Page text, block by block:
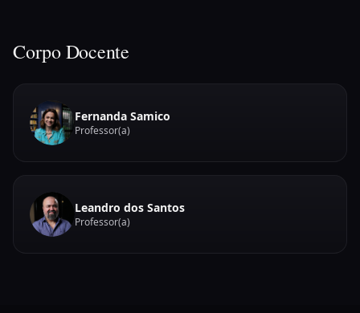
Corpo Docente
Fernanda Samico
Professor(a)
Leandro dos Santos
Professor(a)